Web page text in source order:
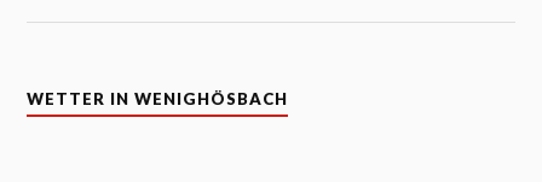
WETTER IN WENIGHÖSBACH